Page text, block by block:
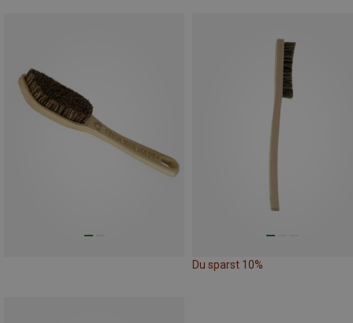
Du sparst 10%